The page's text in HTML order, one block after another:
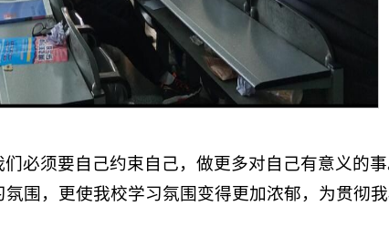
必须要自己约束自己，做更多对自己有意义的
围，更使我校学习氛围变得更加浓郁，为贯彻